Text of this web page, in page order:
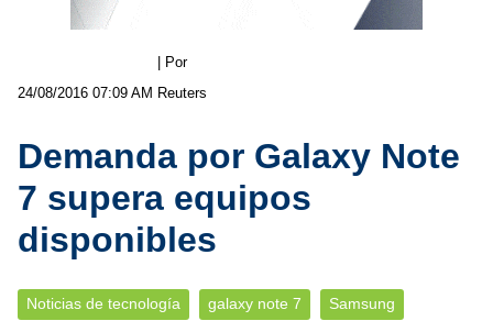
24/08/2016 07:09 AM
| Por
Reuters
Demanda por Galaxy Note
7 supera equipos
disponibles
Noticias de tecnología galaxy note 7 Samsung